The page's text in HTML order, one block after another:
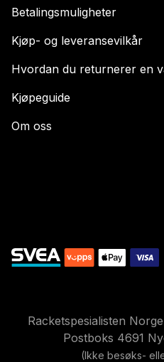
Betalingsmuligheter
Kjøp- og leveransevilkår
Hvordan du returnerer en
Kjøpeguide
Om oss
Racketspesialisten
Postboks 4691
(Ikke besøks-